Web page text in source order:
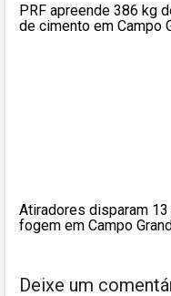
PRF apreende 386 kg
de cimento em Campo
Atiradores disparam
fogem em Campo
Deixe um